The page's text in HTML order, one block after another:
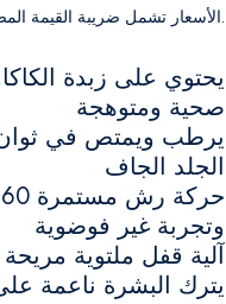
.الأسعار تشمل ضريبة القيمة
يحتوي على زبدة
صحية ومتوهجة
يرطب ويمتص في
الجلد الجاف
وتجربة غير فوضوية
آلية قفل ملتوية مريحة
يترك البشرة ناعمة